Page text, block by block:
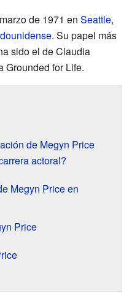
de 1971 en Seattle,
. Su papel más
sido el de Claudia
Grounded for Life.
de Megyn Price
actoral?
Megyn Price en
Price